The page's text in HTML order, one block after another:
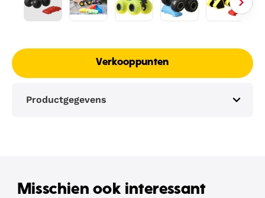
Verkooppunten
Productgegevens
Misschien ook interessant